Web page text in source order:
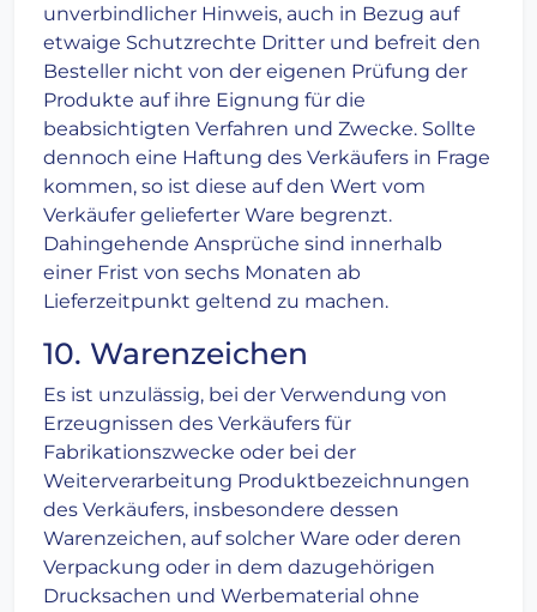
unverbindlicher Hinweis, auch in Bezug auf
etwaige Schutzrechte Dritter und befreit den
Besteller nicht von der eigenen Prüfung der
Produkte auf ihre Eignung für die
beabsichtigten Verfahren und Zwecke. Sollte
dennoch eine Haftung des Verkäufers in Frage
kommen, so ist diese auf den Wert vom
Verkäufer gelieferter Ware begrenzt.
Dahingehende Ansprüche sind innerhalb
einer Frist von sechs Monaten ab
Lieferzeitpunkt geltend zu machen.
10. Warenzeichen
Es ist unzulässig, bei der Verwendung von
Erzeugnissen des Verkäufers für
Fabrikationszwecke oder bei der
Weiterverarbeitung Produktbezeichnungen
des Verkäufers, insbesondere dessen
Warenzeichen, auf solcher Ware oder deren
Verpackung oder in dem dazugehörigen
Drucksachen und Werbematerial ohne